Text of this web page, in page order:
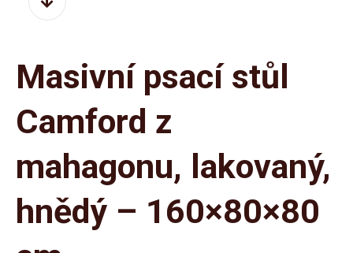
Masivní psací stůl
Camford z
mahagonu, lakovaný,
hnědý – 160×80×80